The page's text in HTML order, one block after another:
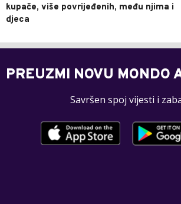
kupače, više povrijeđenih, među njima i
djeca
PREUZMI NOVU MONDO
Savršen spoj vijesti i